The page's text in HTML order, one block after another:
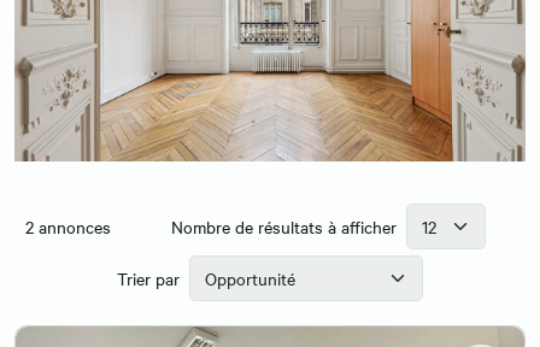
2annonces Nombre de résultats à afficher
Trier par